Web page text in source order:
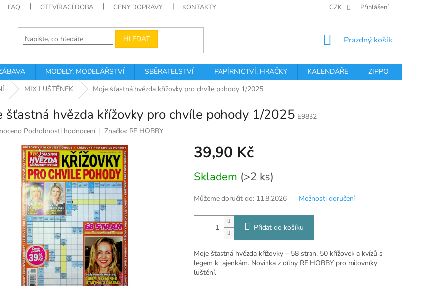
FAQ OTEVÍRACÍ DOBA CENY DOPRAVY KONTAKTY PODMÍNKY OCHRANY OSOBNÍCH
CZK Přihlášení
HLEDAT
NÁKUPNÍ
Prázdný košík
MODELY, MODELÁŘSTVÍ SBĚRATELSTVÍ PAPÍRNICTVÍ, HRAČKY KALENDÁŘE ZIPPO
MIX LUŠTĚNEK Moje šťastná hvězda křížovky pro chvíle pohody 1/2025
šťastná hvězda křížovky pro chvíle pohody 1/2025 E9832
Podrobnosti hodnocení Značka: RF HOBBY
39,90 Kč
cena:
Skladem (>2 ks)
Můžeme doručit do: 11.8.2026 Možnosti doručení
Přidat do košíku
Moje šťastná hvězda křížovky – 58 stran, 50 křížovek a kvízů s
legem k tajenkám. Novinka z dílny RF HOBBY pro milovníky
luštění.